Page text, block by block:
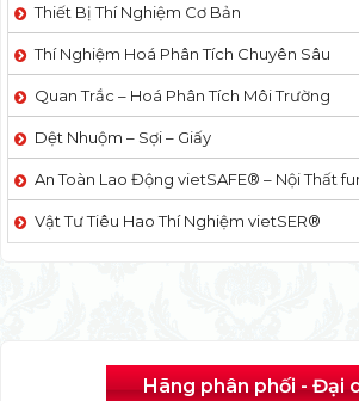
Thiết Bị Thí Nghiệm Cơ Bản
Thí Nghiệm Hoá Phân Tích Chuyên Sâu
Quan Trắc – Hoá Phân Tích Môi Trường
Dệt Nhuộm – Sợi – Giấy
An Toàn Lao Động vietSAFE® – Nội Thất
Vật Tư Tiêu Hao Thí Nghiệm vietSER®
Hãng phân phối - Đại